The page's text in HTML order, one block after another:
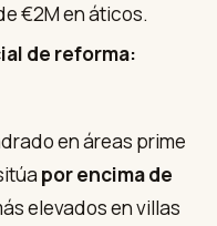
€2M en áticos.
de reforma:
en áreas prime
por encima de
elevados en villas